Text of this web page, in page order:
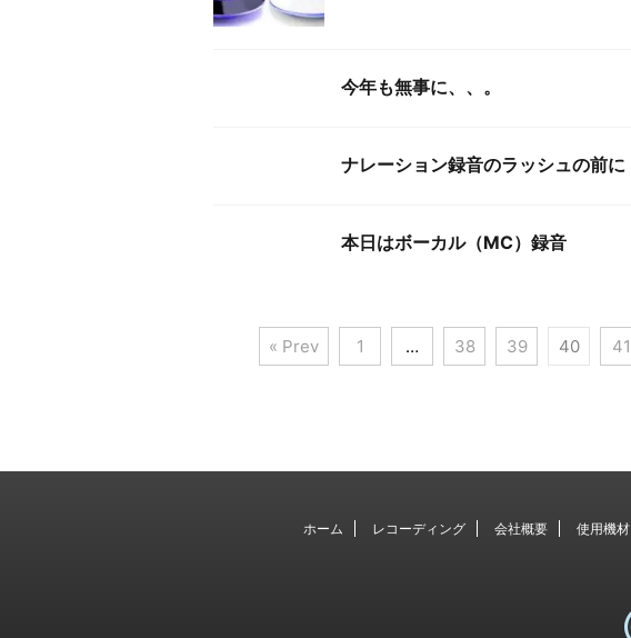
今年も無事に、、。
ナレーション録音のラッシュの前に
本日はボーカル（MC）録音
« Prev 1 … 38 39 40 41
ホーム レコーディング 会社概要 使用機材